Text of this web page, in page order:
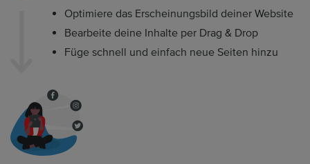
Optimiere das Erscheinungsbild deiner Website
Bearbeite deine Inhalte per Drag & Drop
Füge schnell und einfach neue Seiten hinzu